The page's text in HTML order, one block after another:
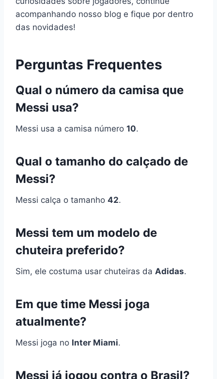
acompanhando nosso blog e fique por dentro
das novidades!
Perguntas Frequentes
Qual o número da camisa que
Messi usa?
Messi usa a camisa número 10.
Qual o tamanho do calçado de
Messi?
Messi calça o tamanho 42.
Messi tem um modelo de
chuteira preferido?
Sim, ele costuma usar chuteiras da Adidas.
Em que time Messi joga
atualmente?
Messi joga no Inter Miami.
Messi já jogou contra o Brasil?